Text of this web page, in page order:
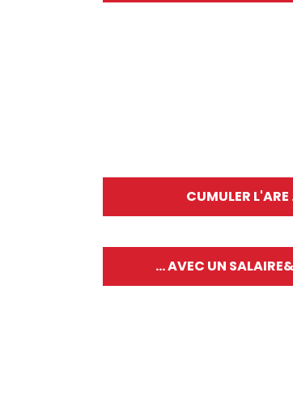
CUMULER L'ARE
... AVEC UN